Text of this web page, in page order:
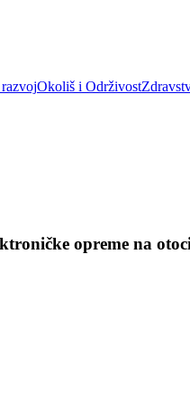
Okoliš i Održivost
opreme na